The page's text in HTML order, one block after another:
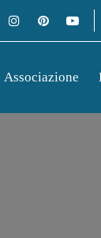
Associazione